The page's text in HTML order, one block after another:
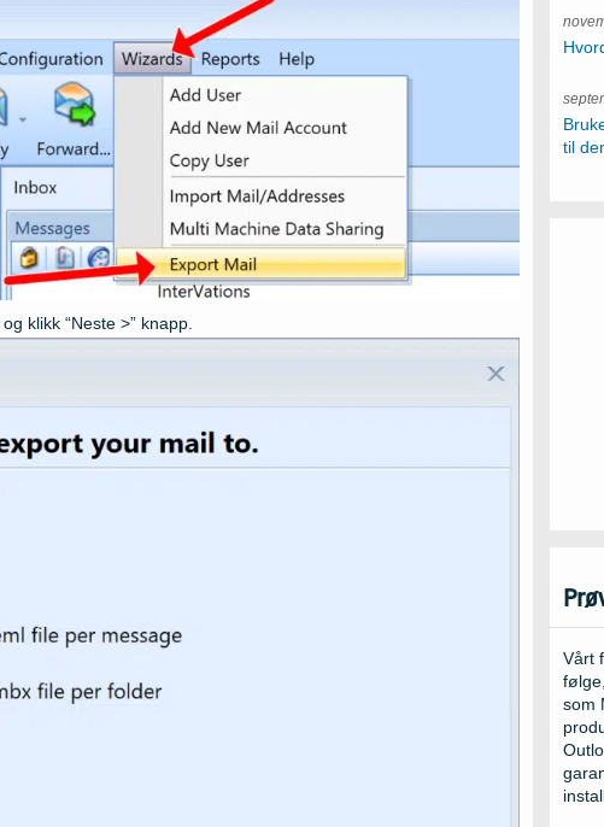
klikk “Neste >” knapp.
til
Vårt
som